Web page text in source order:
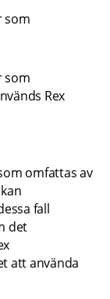
som
som
Rex
omfattas av
fall
det
att använda